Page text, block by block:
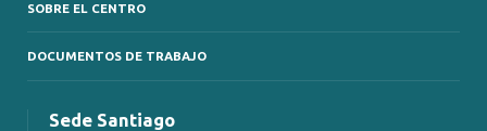
SOBRE EL CENTRO
DOCUMENTOS DE TRABAJO
Sede Santiago